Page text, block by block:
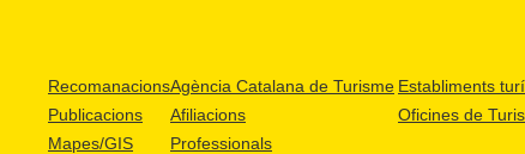
Recomanacions
Publicacions
Mapes/GIS
Agència Catalana de Turisme
Afiliacions
Professionals
Establiments
Oficines de